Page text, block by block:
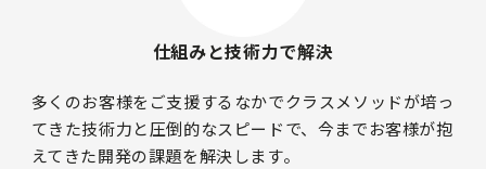
仕組みと技術力で解決
多くのお客様をご支援するなかでクラスメソッドが培っ
てきた技術力と圧倒的なスピードで、今までお客様が抱
えてきた開発の課題を解決します。